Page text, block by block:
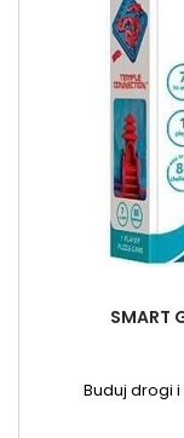
SMART
Buduj drogi